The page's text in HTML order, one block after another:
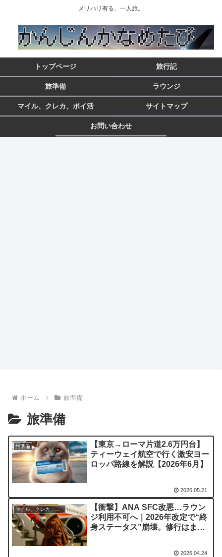
メリハリ有る、一人旅。
トップページ 旅行記
旅準備 ラウンジ
マイル、クレカ、ポイ活 サイトマップ
お問い合わせ
ホーム 旅準備
旅準備
旅準備
【東京→ローマ片道2.6万円台】
ティーウェイ航空で行く激安ヨー
ロッパ路線を解説【2026年6月】
2026.05.21
マイル、クレカ、ポイ活
【衝撃】ANA SFC改悪…ラウン
ジ利用不可へ｜2026年改定で“終
身ステータス”崩壊。修行はまだ
2026.04.24